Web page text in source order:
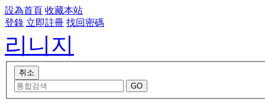
設為首頁 收藏本站
登錄 立即註冊 找回密碼
리니지